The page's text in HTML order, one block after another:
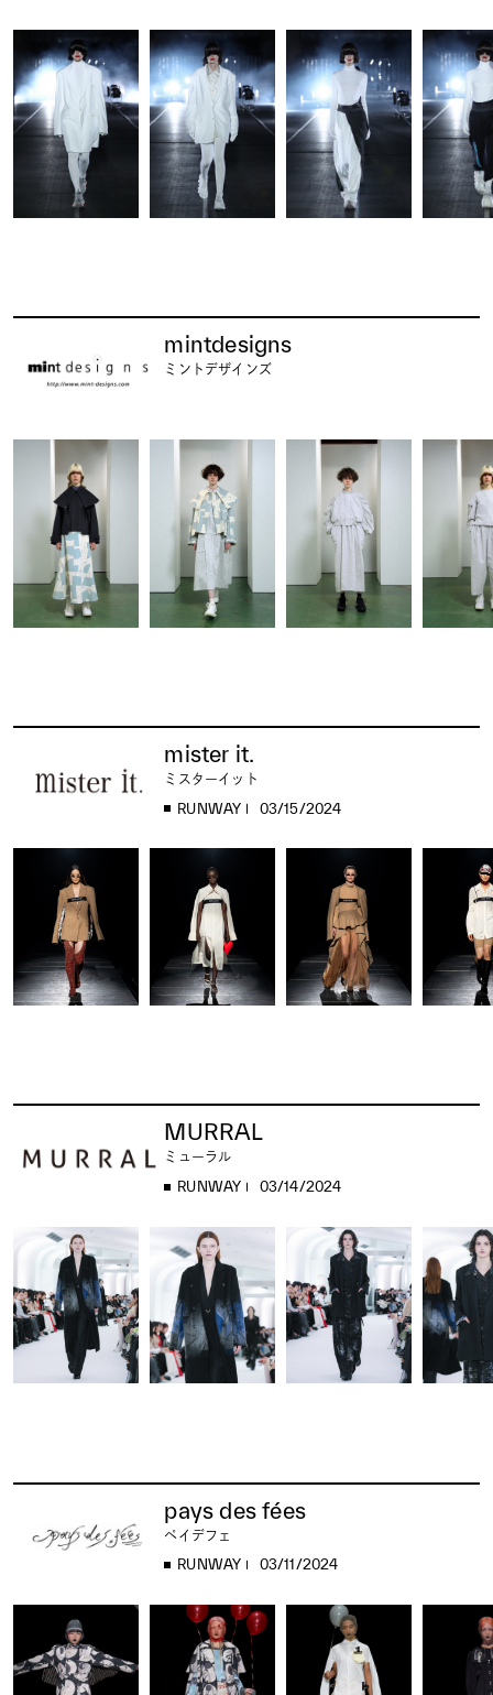
mintdesigns
ミントデザインズ
mister it.
ミスターイット
RUNWAY 03/15/2024
MURRAL
ミューラル
RUNWAY 03/14/2024
pays des fées
ペイデフェ
RUNWAY 03/11/2024